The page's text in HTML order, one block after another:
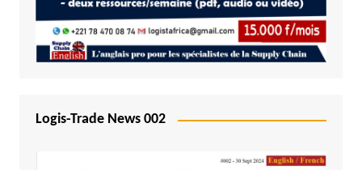
Logis-Trade News 002